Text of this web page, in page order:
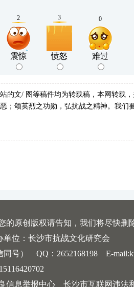
2
震惊
3
愤怒
0
难过
文/ 图等稿件均为转载稿，本网转载
颂英烈之功勋，弘抗战之精神。我
原创版权请告知，我们将尽快删
位：长沙市抗战文化研究会
同号） QQ：2652168198 E-
信息举报中心 长沙市互联网违法